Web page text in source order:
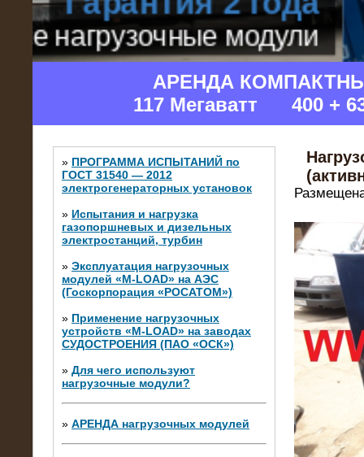
АРЕНДА
117 Мегаватт 400 +
» ПРОГРАММА ИСПЫТАНИЙ по
ГОСТ 31540 — 2012
электрогенераторных установок
» Испытания и нагрузка
газопоршневых и дизельных
электростанций, турбин
» Эксплуатация нагрузочных
модулей «M-LOAD» на АЭС
(Госкорпорация «РОСАТОМ»)
» Применение нагрузочных
устройств «M-LOAD» на заводах
СУДОСТРОЕНИЯ (ПАО «ОСК»)
» Для чего используют
нагрузочные модули?
» АРЕНДА нагрузочных модулей